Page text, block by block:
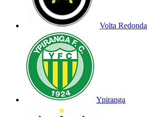
Volta Redonda
Ypiranga